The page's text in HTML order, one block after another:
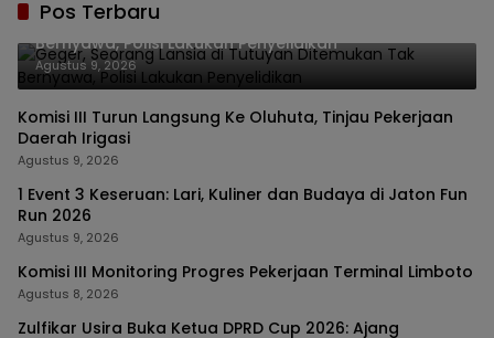
Pos Terbaru
Geger, Seorang Lansia di Tutuyan Ditemukan Tak
Bernyawa, Polisi Lakukan Penyelidikan
Agustus 9, 2026
Komisi III Turun Langsung Ke Oluhuta, Tinjau Pekerjaan
Daerah Irigasi
Agustus 9, 2026
1 Event 3 Keseruan: Lari, Kuliner dan Budaya di Jaton Fun
Run 2026
Agustus 9, 2026
Komisi III Monitoring Progres Pekerjaan Terminal Limboto
Agustus 8, 2026
Zulfikar Usira Buka Ketua DPRD Cup 2026: Ajang